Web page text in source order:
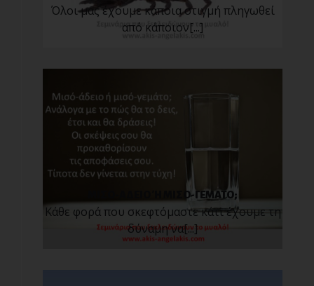
Όλοι μας έχουμε κάποια στιγμή πληγωθεί
από κάποιον[...]
ΜΙΣΟ-ΑΔΕΙΟ Ή ΜΙΣΟ-ΓΕΜΑΤΟ;
Κάθε φορά που σκεφτόμαστε κάτι έχουμε τη
δύναμη να[...]